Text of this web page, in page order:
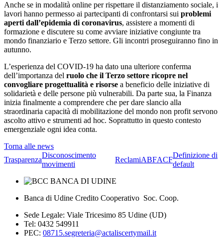
Anche se in modalità online per rispettare il distanziamento sociale, i
lavori hanno permesso ai partecipanti di confrontarsi sui problemi
aperti dall’epidemia di coronavirus, assistere a momenti di
formazione e discutere su come avviare iniziative congiunte tra
mondo finanziario e Terzo settore. Gli incontri proseguiranno fino in
autunno.
L’esperienza del COVID-19 ha dato una ulteriore conferma
dell’importanza del ruolo che il Terzo settore ricopre nel
convogliare progettualità e risorse a beneficio delle iniziative di
solidarietà e delle persone più vulnerabili. Da parte sua, la Finanza
inizia finalmente a comprendere che per dare slancio alla
straordinaria capacità di mobilitazione del mondo non profit servono
ascolto attivo e strumenti ad hoc. Soprattutto in questo contesto
emergenziale ogni idea conta.
Torna alle news
Trasparenza
Disconoscimento
movimenti
ReclamiABFACF
Definizione di
default
Banca di Udine Credito Cooperativo Soc. Coop.
Sede Legale: Viale Tricesimo 85 Udine (UD)
Tel: 0432 549911
PEC: 08715.segreteria@actaliscertymail.it